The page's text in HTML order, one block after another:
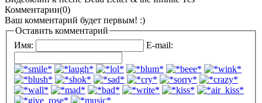
Комментарии(0)
Ваш комментарий будет первым! :)
Оставить комментарий
Имя:
E-mail: